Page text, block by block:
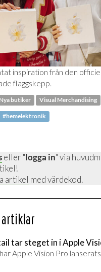
inspiration från den
flaggskepp.
Nya butiker Visual Merchandising
#hemelektronik
eller "logga in" via
artikel med värdekod.
artiklar
tar steget in i Apple
Apple Vision Pro